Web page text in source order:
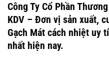
Công Ty Cổ Phần
KDV – Đơn vị sản xuất,
Gạch Mát cách nhiệt uy
nhất hiện nay.